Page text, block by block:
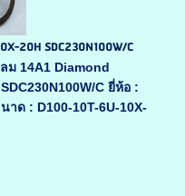
20H SDC230N100W/C
ม 14A1 Diamond
C ยี่ห้อ :
าด : D100-10T-6U-10X-